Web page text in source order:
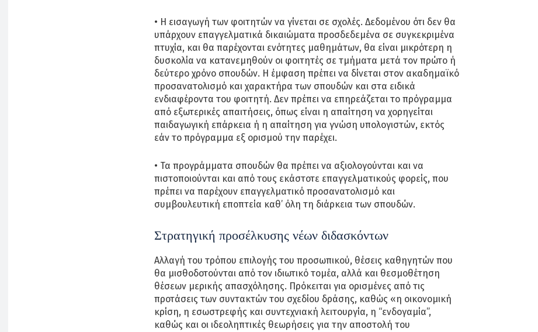
• Η εισαγωγή των φοιτητών να γίνεται σε σχολές. Δεδομένου ότι δεν θα
υπάρχουν επαγγελματικά δικαιώματα προσδεδεμένα σε συγκεκριμένα
πτυχία, και θα παρέχονται ενότητες μαθημάτων, θα είναι μικρότερη η
δυσκολία να κατανεμηθούν οι φοιτητές σε τμήματα μετά τον πρώτο ή
δεύτερο χρόνο σπουδών. Η έμφαση πρέπει να δίνεται στον ακαδημαϊκό
προσανατολισμό και χαρακτήρα των σπουδών και στα ειδικά
ενδιαφέροντα του φοιτητή. Δεν πρέπει να επηρεάζεται το πρόγραμμα
από εξωτερικές απαιτήσεις, όπως είναι η απαίτηση να χορηγείται
παιδαγωγική επάρκεια ή η απαίτηση για γνώση υπολογιστών, εκτός
εάν το πρόγραμμα εξ ορισμού την παρέχει.
• Τα προγράμματα σπουδών θα πρέπει να αξιολογούνται και να
πιστοποιούνται και από τους εκάστοτε επαγγελματικούς φορείς, που
πρέπει να παρέχουν επαγγελματικό προσανατολισμό και
συμβουλευτική εποπτεία καθ’ όλη τη διάρκεια των σπουδών.
Στρατηγική προσέλκυσης νέων διδασκόντων
Αλλαγή του τρόπου επιλογής του προσωπικού, θέσεις καθηγητών που
θα μισθοδοτούνται από τον ιδιωτικό τομέα, αλλά και θεσμοθέτηση
θέσεων μερικής απασχόλησης. Πρόκειται για ορισμένες από τις
προτάσεις των συντακτών του σχεδίου δράσης, καθώς «η οικονομική
κρίση, η εσωστρεφής και συντεχνιακή λειτουργία, η “ενδογαμία”,
καθώς και οι ιδεοληπτικές θεωρήσεις για την αποστολή του